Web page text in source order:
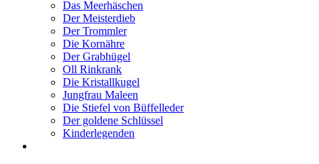
Das Meerhäschen
Der Meisterdieb
Der Trommler
Die Kornähre
Der Grabhügel
Oll Rinkrank
Die Kristallkugel
Jungfrau Maleen
Die Stiefel von Büffelleder
Der goldene Schlüssel
Kinderlegenden